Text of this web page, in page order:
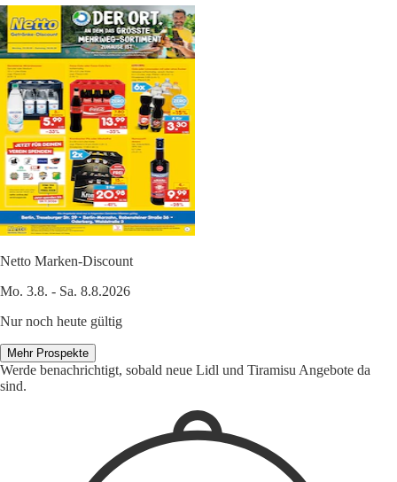
Netto Marken-Discount
Mo. 3.8. - Sa. 8.8.2026
Nur noch heute gültig
Mehr Prospekte
Werde benachrichtigt, sobald neue Lidl und Tiramisu Angebote da
sind.